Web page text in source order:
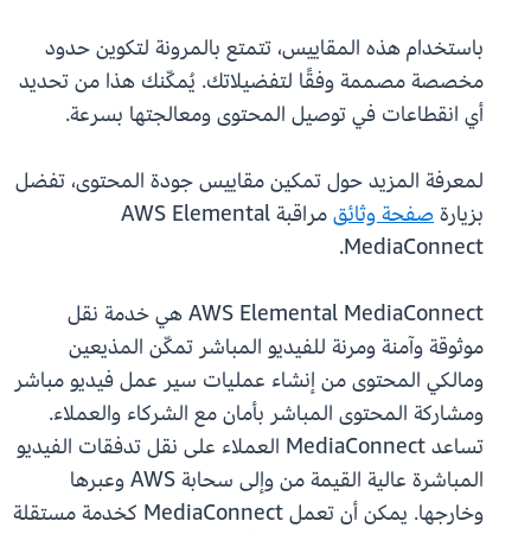
باستخدام هذه المقاييس، تتمتع بالمرونة لتكوين حدود
مخصصة مصممة وفقًا لتفضيلاتك. يُمكّنك هذا من تحديد
أي انقطاعات في توصيل المحتوى ومعالجتها بسرعة.
لمعرفة المزيد حول تمكين مقاييس جودة المحتوى، تفضل
بزيارةصفحة وثائق
مراقبة AWS Elemental
MediaConnect.
AWS Elemental MediaConnect هي خدمة نقل
موثوقة وآمنة ومرنة للفيديو المباشر تمكّن المذيعين
ومالكي المحتوى من إنشاء عمليات سير عمل فيديو مباشر
ومشاركة المحتوى المباشر بأمان مع الشركاء والعملاء.
تساعد MediaConnect العملاء على نقل تدفقات الفيديو
المباشرة عالية القيمة من وإلى سحابة AWS وعبرها
وخارجها. يمكن أن تعمل MediaConnect كخدمة مستقلة